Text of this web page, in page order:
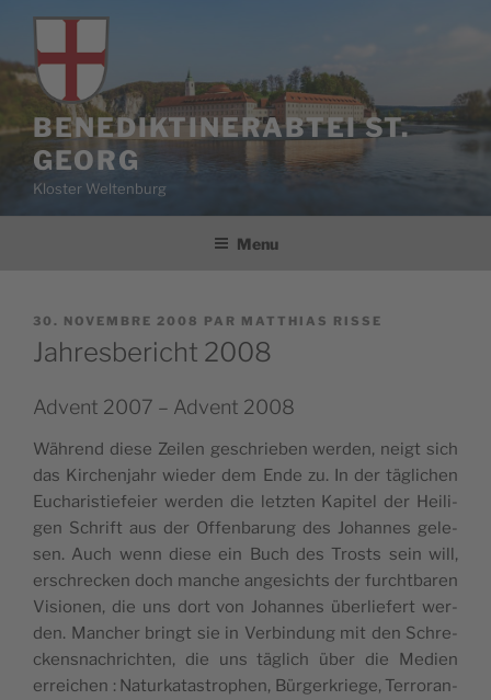
Aller
contenu
principal
BENEDIKTINERABTEI ST.
GEORG
Kloster Weltenburg
Menu
PUBLIÉ
LE
30. NOVEMBRE 2008 PAR MATTHIAS RISSE
Jahresbericht 2008
Advent 2007 – Advent 2008
Wäh­rend diese Zei­len ges­chrie­ben wer­den, neigt sich
das Kir­chen­jahr wie­der dem Ende zu. In der tägli­chen
Eucha­ris­tie­feier wer­den die letz­ten Kapi­tel der Hei­li­
gen Schrift aus der Offen­ba­rung des Johannes gele­
sen. Auch wenn diese ein Buch des Trosts sein will,
erschre­cken doch manche ange­sichts der furcht­ba­ren
Visio­nen, die uns dort von Johannes über­lie­fert wer­
den. Man­cher bringt sie in Ver­bin­dung mit den Schre­
ckens­na­chrich­ten, die uns täglich über die Medien
errei­chen : Natur­ka­tas­tro­phen, Bür­ger­kriege, Ter­ro­ran­